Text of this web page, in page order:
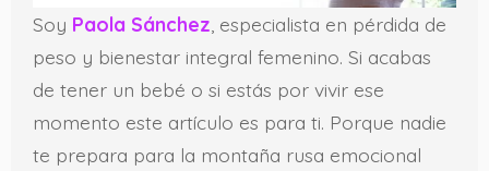
Soy Paola Sánchez , especialista en pérdida de
peso y bienestar integral femenino. Si acabas
de tener un bebé o si estás por vivir ese
momento este artículo es para ti. Porque nadie
te prepara para la montaña rusa emocional